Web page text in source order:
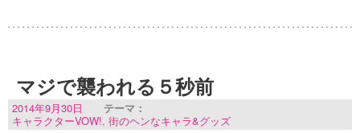
マジで襲われる５秒前
2014年9月30日
テーマ：
キャラクターVOW!, 街のヘンなキャラ&グッズ